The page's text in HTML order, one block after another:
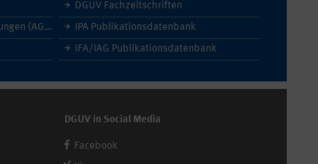
Allgemeine Geschäftsbedingungen (AGB)
DGUV Fachzeitschriften
IPA Publikationsdatenbank
IFA/IAG Publikationsdatenbank
DGUV in Social Media
Facebook